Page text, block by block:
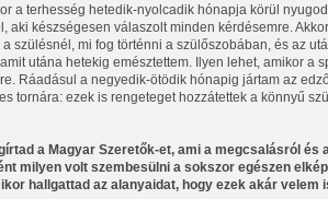
a terhesség hetedik-nyolcadik hónapja körül
aki készségesen válaszolt minden kérdésemre.
szülésnél, mi fog történni a szülőszobában, és az
utána hetekig emésztettem. Ilyen lehet, amikor a
Ráadásul a negyedik-ötödik hónapig jártam az
tornára: ezek is rengeteget hozzátettek a könnyű
a Magyar Szeretők-et, ami a megcsalásról és
milyen volt szembesülni a sokszor egészen
hallgattad az alanyaidat, hogy ezek akár velem